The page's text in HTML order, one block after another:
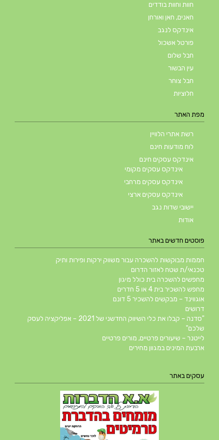
חוות וחוות בודדים
חאנים, חאן ואורחן
אינדקס לנגב
פורטל אשכול
חבל שלום
עין הבשור
חבל צוחר
חלוציות
מפת האתר
רשת אתרי הלוויין
לוח מודעות חינם
אינדקס עסקים חינם
אינדקס עסקים מקומי
אינדקס עסקים מרחבי
אינדקס עסקים ארצי
יישובי שדות נגב
אודות
פוסטים חדשים באתר
חממות מבוקשות להשכרה עבור משווק ירקות ופירות ותיק
טכנאי/ת שטח לאזור הדרום
מחפשים להשכרה בית כולל מיגון
מחפש להשכיר בית 4 או 5 חדרים
אוגווינד – מבקשים להשכיר 5 דונם
דרושים
"סדנה – קבלו את כלי השיווק החדשני של 2021 – אפליקציה לעסק
שלכם"
לייטנר – שיעורים פרטיים, מורים פרטיים
ארבעת המינים במגוון מחירים
עסקים באתר